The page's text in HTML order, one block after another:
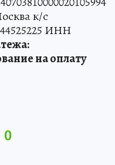
к/с
ИНН
на оплату
0